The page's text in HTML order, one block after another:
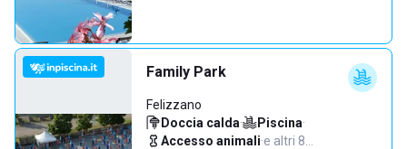
Family Park
Felizzano
Doccia calda· Piscina·
Accesso animali·e altri 8…